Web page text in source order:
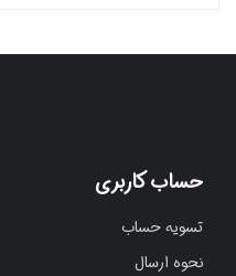
حساب کاربری
تسویه حساب
نحوه ارسال